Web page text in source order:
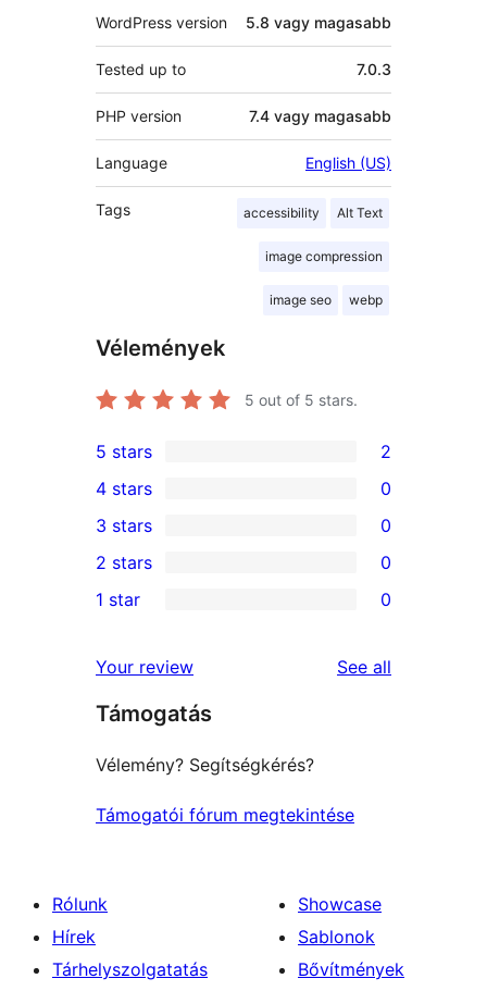
WordPress version 5.8 vagy magasabb
Tested up to 7.0.3
PHP version 7.4 vagy magasabb
Language English (US)
Tags accessibility Alt Text
image compression
image seo webp
Vélemények
5 out of 5 stars.
2
5-
star
reviews
5 stars 2
4-
star
reviews
4 stars 0
0
3-
star
3 stars 0
2-
reviews
2 stars 0
star
reviews
1 star 0
Your review See all
Támogatás
Vélemény? Segítségkérés?
Támogatói fórum megtekintése
Rólunk
Hírek
Tárhelyszolgatatás
Showcase
Sablonok
Bővítmények